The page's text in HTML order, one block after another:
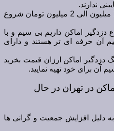
ندارند.
و خب کمترین آن ها از قیمت 1 میلیون الی 2 میلیون تومان شروع
دزدگیر اماکن داریم بی سیم و با
آن حرفه ای تر هستند و دارای
اماکن ارزان قیمت بخرید
آن برای خود تهیه نمایید.
در تهران در حال
دلیل افزایش جمعیت و گرانی ها